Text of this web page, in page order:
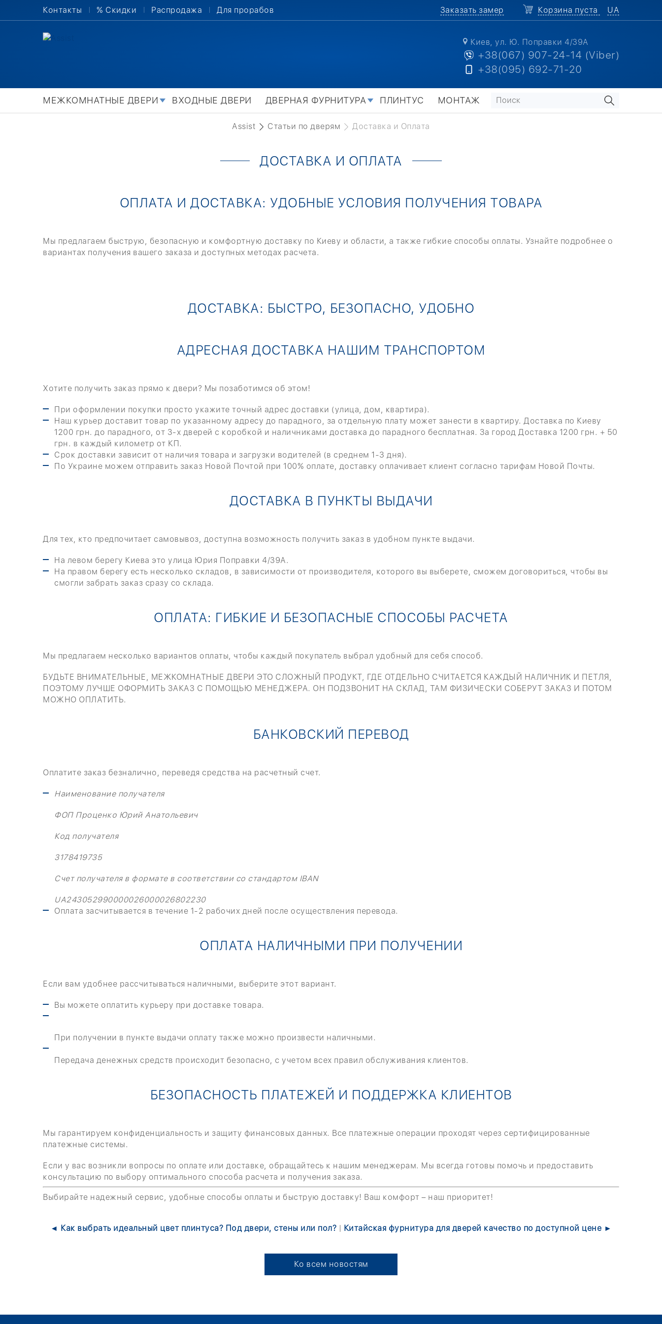
Контакты % Скидки Распродажа Для прорабов Заказать замер Корзина пуста UA
Киев, ул. Ю. Поправки 4/39А
+38(067) 907-24-14 (Viber)
+38(095) 692-71-20
МЕЖКОМНАТНЫЕ ДВЕРИ ВХОДНЫЕ ДВЕРИ ДВЕРНАЯ ФУРНИТУРА ПЛИНТУС МОНТАЖ
Assist Статьи по дверям Доставка и Оплата
ДОСТАВКА И ОПЛАТА
ОПЛАТА И ДОСТАВКА: УДОБНЫЕ УСЛОВИЯ ПОЛУЧЕНИЯ ТОВАРА
Мы предлагаем быструю, безопасную и комфортную доставку по Киеву и области, а также гибкие способы оплаты. Узнайте подробнее о
вариантах получения вашего заказа и доступных методах расчета.
ДОСТАВКА: БЫСТРО, БЕЗОПАСНО, УДОБНО
АДРЕСНАЯ ДОСТАВКА НАШИМ ТРАНСПОРТОМ
Хотите получить заказ прямо к двери? Мы позаботимся об этом!
При оформлении покупки просто укажите точный адрес доставки (улица, дом, квартира).
Наш курьер доставит товар по указанному адресу до парадного, за отдельную плату может занести в квартиру. Доставка по Киеву
1200 грн. до парадного, от 3-х дверей с коробкой и наличниками доставка до парадного бесплатная. За город Доставка 1200 грн. + 50
грн. в каждый километр от КП.
Срок доставки зависит от наличия товара и загрузки водителей (в среднем 1-3 дня).
По Украине можем отправить заказ Новой Почтой при 100% оплате, доставку оплачивает клиент согласно тарифам Новой Почты.
ДОСТАВКА В ПУНКТЫ ВЫДАЧИ
Для тех, кто предпочитает самовывоз, доступна возможность получить заказ в удобном пункте выдачи.
На левом берегу Киева это улица Юрия Поправки 4/39А.
На правом берегу есть несколько складов, в зависимости от производителя, которого вы выберете, сможем договориться, чтобы вы
смогли забрать заказ сразу со склада.
ОПЛАТА: ГИБКИЕ И БЕЗОПАСНЫЕ СПОСОБЫ РАСЧЕТА
Мы предлагаем несколько вариантов оплаты, чтобы каждый покупатель выбрал удобный для себя способ.
БУДЬТЕ ВНИМАТЕЛЬНЫЕ, МЕЖКОМНАТНЫЕ ДВЕРИ ЭТО СЛОЖНЫЙ ПРОДУКТ, ГДЕ ОТДЕЛЬНО СЧИТАЕТСЯ КАЖДЫЙ НАЛИЧНИК И ПЕТЛЯ,
ПОЭТОМУ ЛУЧШЕ ОФОРМИТЬ ЗАКАЗ С ПОМОЩЬЮ МЕНЕДЖЕРА. ОН ПОДЗВОНИТ НА СКЛАД, ТАМ ФИЗИЧЕСКИ СОБЕРУТ ЗАКАЗ И ПОТОМ
МОЖНО ОПЛАТИТЬ.
БАНКОВСКИЙ ПЕРЕВОД
Оплатите заказ безналично, переведя средства на расчетный счет.
Наименование получателя
ФОП Проценко Юрий Анатольевич
Код получателя
3178419735
Счет получателя в формате в соответствии со стандартом IBAN
UA243052990000026000026802230
Оплата засчитывается в течение 1-2 рабочих дней после осуществления перевода.
ОПЛАТА НАЛИЧНЫМИ ПРИ ПОЛУЧЕНИИ
Если вам удобнее рассчитываться наличными, выберите этот вариант.
Вы можете оплатить курьеру при доставке товара.
При получении в пункте выдачи оплату также можно произвести наличными.
Передача денежных средств происходит безопасно, с учетом всех правил обслуживания клиентов.
БЕЗОПАСНОСТЬ ПЛАТЕЖЕЙ И ПОДДЕРЖКА КЛИЕНТОВ
Мы гарантируем конфиденциальность и защиту финансовых данных. Все платежные операции проходят через сертифицированные
платежные системы.
Если у вас возникли вопросы по оплате или доставке, обращайтесь к нашим менеджерам. Мы всегда готовы помочь и предоставить
консультацию по выбору оптимального способа расчета и получения заказа.
Выбирайте надежный сервис, удобные способы оплаты и быструю доставку! Ваш комфорт – наш приоритет!
◄ Как выбрать идеальный цвет плинтуса? Под двери, стены или пол? | Китайская фурнитура для дверей качество по доступной цене ►
Ко всем новостям